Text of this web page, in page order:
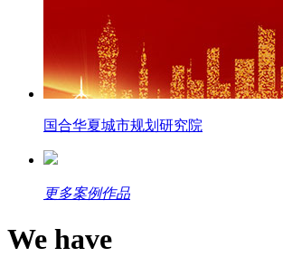
国合华夏城市规划研究院
更多案例作品
We have